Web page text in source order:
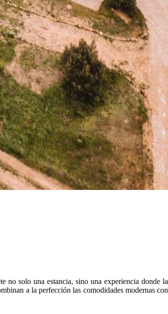
no solo una estancia, sino una experiencia donde la
a la perfección las comodidades modernas con